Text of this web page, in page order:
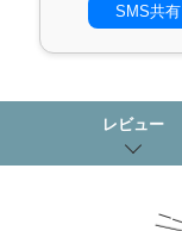
SMS共有
レビュー